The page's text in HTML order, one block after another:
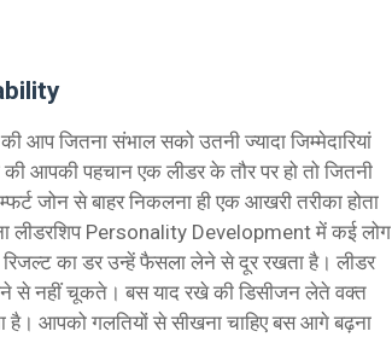
आप जितना संभाल सको उतनी ज्यादा जिम्मेदारियां
आपकी पहचान एक लीडर के तौर पर हो तो जितनी
जोन से बाहर निकलना ही एक आखरी तरीका होता
लीडरशिप Personality Development में कई लोग
का डर उन्हें फैसला लेने से दूर रखता है। लीडर
लेने से नहीं चूकते। बस याद रखे की डिसीजन लेते वक्त
आपको गलतियों से सीखना चाहिए बस आगे बढ़ना